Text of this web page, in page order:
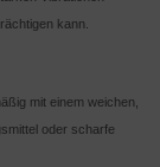
kann.
mit einem weichen,
oder scharfe